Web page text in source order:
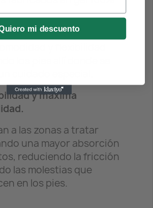
para proporcionar la
y máxima
a las zonas a tratar
una mayor absorción
reduciendo la fricción
las molestias que
en los pies.
mi descuento